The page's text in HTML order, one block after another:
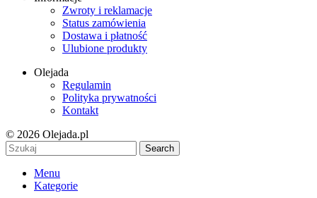
Zwroty i reklamacje
Status zamówienia
Dostawa i płatność
Ulubione produkty
Olejada
Regulamin
Polityka prywatności
Kontakt
© 2026 Olejada.pl
Search
Menu
Kategorie